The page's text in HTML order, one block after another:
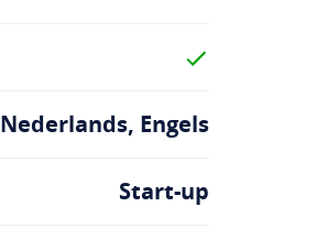
Nederlands, Engels
Start-up